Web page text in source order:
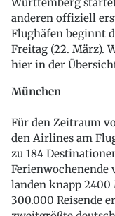
anderen offiziell
Flughäfen beginnt
Freitag (22. März).
hier in der
München
Für den Zeitraum
den Airlines am
zu 184
Ferienwochenende
landen knapp 2400
300.000 Reisende